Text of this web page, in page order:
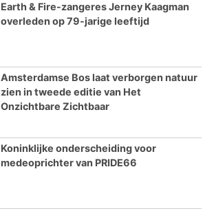
Earth & Fire-zangeres Jerney Kaagman
overleden op 79-jarige leeftijd
Amsterdamse Bos laat verborgen natuur
zien in tweede editie van Het
Onzichtbare Zichtbaar
Koninklijke onderscheiding voor
medeoprichter van PRIDE66